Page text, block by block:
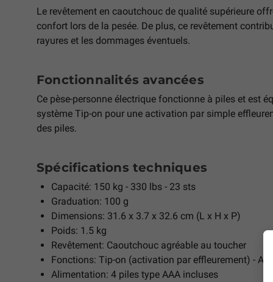
Le revêtement en caoutchouc de qualité supérieure
confort lors de la pesée. De plus, ce revêtement
rayures et les dommages éventuels.
Fonctionnalités avancées
Ce pèse-personne électrique fonctionne à piles et est
système Tip-on pour une activation par simple
des piles.
Spécifications techniques
Capacité: 150 kg - 330 lbs - 23 sts
Graduation: 100 g
Dimensions: 31.6 x 3.7 x 32.6 cm (L x H x P)
Poids: 1.5 kg
Revêtement: Caoutchouc agréable au toucher
Fonctions: Tip-on (activation par effleurement) -
Alimentation: 4 piles type AAA incluses